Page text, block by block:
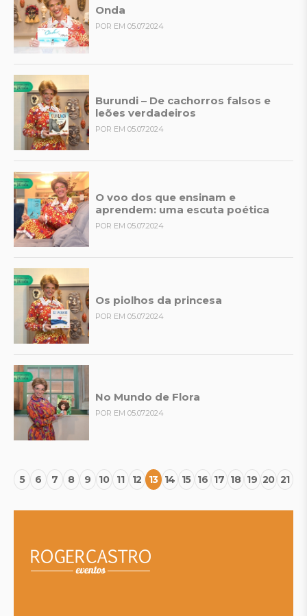
Onda
POR EM 05.07.2024
Burundi – De cachorros falsos e
leões verdadeiros
POR EM 05.07.2024
O voo dos que ensinam e
aprendem: uma escuta poética
POR EM 05.07.2024
Os piolhos da princesa
POR EM 05.07.2024
No Mundo de Flora
POR EM 05.07.2024
5 6 7 8 9 10 11 12 13 14 15 16 17 18 19 20 21